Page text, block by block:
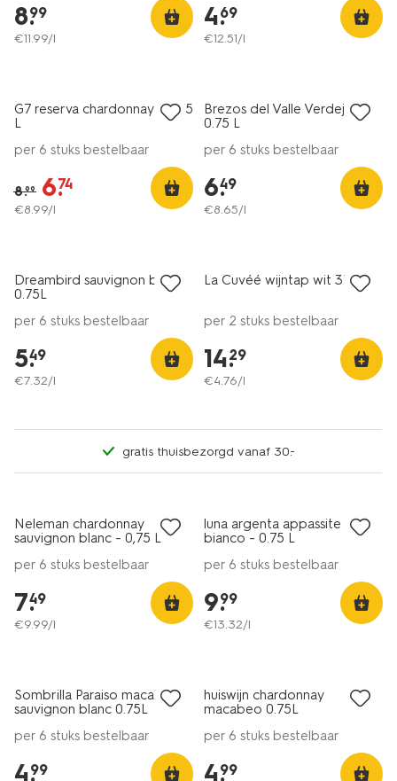
8.
99
€11.99/l
4.
69
€12.51/l
vegan
8
G7 reserva chardonnay - 0,75
L
per 6 stuks bestelbaar
8.99 6.
74
€8.99/l
8
Brezos del Valle Verdejo -
0.75 L
per 6 stuks bestelbaar
6.
49
€8.65/l
7.5
Dreambird sauvignon blanc
0.75L
per 6 stuks bestelbaar
5.
49
€7.32/l
La Cuvéé wijntap wit 3L
per 2 stuks bestelbaar
14.
29
€4.76/l
gratis thuisbezorgd vanaf 30.-
8.5
Neleman chardonnay
sauvignon blanc - 0,75 L
per 6 stuks bestelbaar
7.
49
€9.99/l
8.5
luna argenta appassite
bianco - 0.75 L
per 6 stuks bestelbaar
9.
99
€13.32/l
8
Sombrilla Paraiso macabeo
sauvignon blanc 0.75L
per 6 stuks bestelbaar
4.
99
8+
huiswijn chardonnay
macabeo 0.75L
per 6 stuks bestelbaar
4.
99